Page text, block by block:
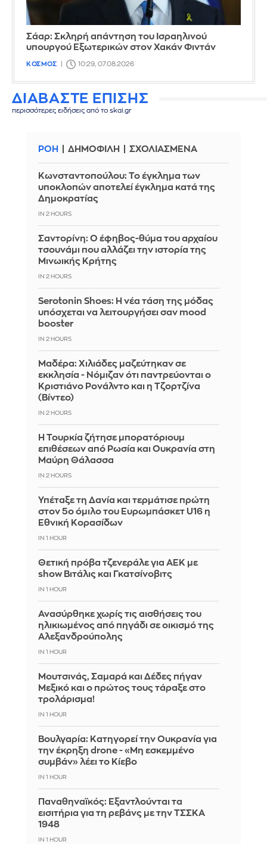
Σάαρ: Σκληρή απάντηση του Ισραηλινού
υπουργού Εξωτερικών στον Χακάν Φιντάν
ΚΟΣΜΟΣ 10:29, 07.08.2026
ΔΙΑΒΑΣΤΕ ΕΠΙΣΗΣ
περισσότερες ειδήσεις από το skai.gr
ΡΟΗ ΔΗΜΟΦΙΛΗ ΣΧΟΛΙΑΣΜΕΝΑ
Κωνσταντοπούλου: Το έγκλημα των
υποκλοπών αποτελεί έγκλημα κατά της
Δημοκρατίας
IN 2 HOURS
Σαντορίνη: Ο έφηβος-θύμα του αρχαίου
τσουνάμι που αλλάζει την ιστορία της
Μινωικής Κρήτης
IN 2 HOURS
Serotonin Shoes: Η νέα τάση της μόδας
υπόσχεται να λειτουργήσει σαν mood
booster
IN 2 HOURS
Μαδέρα: Χιλιάδες μαζεύτηκαν σε
εκκλησία - Νόμιζαν ότι παντρεύονται ο
Κριστιάνο Ρονάλντο και η Τζορτζίνα
(Βίντεο)
IN 2 HOURS
Η Τουρκία ζήτησε μπορατόριουμ
επιθέσεων από Ρωσία και Ουκρανία στη
Μαύρη Θάλασσα
IN 2 HOURS
Υπέταξε τη Δανία και τερμάτισε πρώτη
στον 5ο όμιλο του Ευρωμπάσκετ U16 η
Εθνική Κορασίδων
IN 1 HOUR
Θετική πρόβα τζενεράλε για ΑΕΚ με
show Βιτάλις και Γκατσίνοβιτς
IN 1 HOUR
Ανασύρθηκε χωρίς τις αισθήσεις του
ηλικιωμένος από πηγάδι σε οικισμό της
Αλεξανδρούπολης
IN 1 HOUR
Μουτσινάς, Σαμαρά και Δέδες πήγαν
Μεξικό και ο πρώτος τους τάραξε στο
τρολάρισμα!
IN 1 HOUR
Βουλγαρία: Κατηγορεί την Ουκρανία για
την έκρηξη drone - «Μη εσκεμμένο
συμβάν» λέει το Κίεβο
IN 1 HOUR
Παναθηναϊκός: Εξαντλούνται τα
εισιτήρια για τη ρεβάνς με την ΤΣΣΚΑ
1948
IN 1 HOUR